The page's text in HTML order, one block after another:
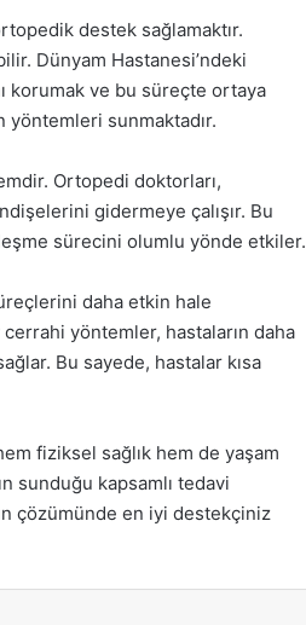
destek sağlamaktır.
Dünyam Hastanesi’ndeki
korumak ve bu süreçte ortaya
sunmaktadır.
Ortopedi doktorları,
gidermeye çalışır. Bu
sürecini olumlu yönde etkiler.
daha etkin hale
yöntemler, hastaların daha
Bu sayede, hastalar kısa
fiziksel sağlık hem de yaşam
sunduğu kapsamlı tedavi
çözümünde en iyi destekçiniz